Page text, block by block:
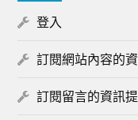
登入
訂閱網站內容的
訂閱留言的資訊